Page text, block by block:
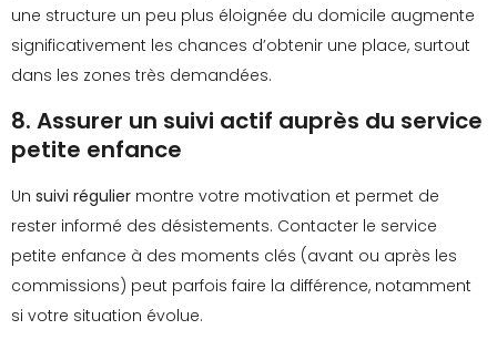
une structure un peu plus éloignée du domicile augmente
significativement les chances d’obtenir une place, surtout
dans les zones très demandées.
8. Assurer un suivi actif auprès du service
petite enfance
Un suivi régulier montre votre motivation et permet de
rester informé des désistements. Contacter le service
petite enfance à des moments clés (avant ou après les
commissions) peut parfois faire la différence, notamment
si votre situation évolue.